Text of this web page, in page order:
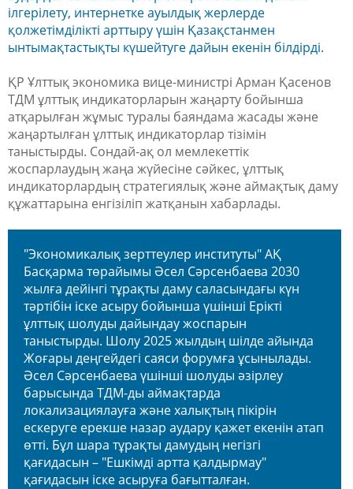
ілгерілету, интернетке ауылдық жерлерде
қолжетімділікті арттыру үшін Қазақстанмен
ынтымақтастықты күшейтуге дайын екенін білдірді.
ҚР Ұлттық экономика вице-министрі Арман Қасенов
ТДМ ұлттық индикаторларын жаңарту бойынша
атқарылған жұмыс туралы баяндама жасады және
жаңартылған ұлттық индикаторлар тізімін
таныстырды. Сондай-ақ ол мемлекеттік
жоспарлаудың жаңа жүйесіне сәйкес, ұлттық
индикаторлардың стратегиялық және аймақтық даму
құжаттарына енгізіліп жатқанын хабарлады.
"Экономикалық зерттеулер институты" АҚ
Басқарма төрайымы Әсел Сәрсенбаева 2030
жылға дейінгі тұрақты даму саласындағы күн
тәртібін іске асыру бойынша үшінші Ерікті
ұлттық шолуды дайындау жоспарын
таныстырды. Шолу 2025 жылдың шілде айында
Жоғары деңгейдегі саяси форумға ұсынылады.
Әсел Сәрсенбаева үшінші шолуды әзірлеу
барысында ТДМ-ды аймақтарда
локализациялауға және халықтың пікірін
ескеруге ерекше назар аудару қажет екенін атап
өтті. Бұл шара тұрақты дамудың негізгі
қағидасын – "Ешкімді артта қалдырмау"
қағидасын іске асыруға бағытталған.